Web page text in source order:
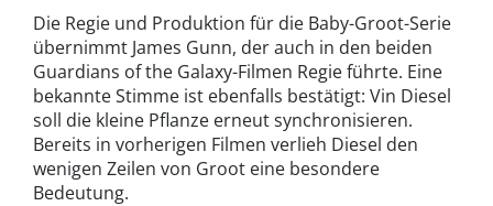
Die Regie und Produktion für die Baby-Groot-Serie
übernimmt James Gunn, der auch in den beiden
Guardians of the Galaxy-Filmen Regie führte. Eine
bekannte Stimme ist ebenfalls bestätigt: Vin Diesel
soll die kleine Pflanze erneut synchronisieren.
Bereits in vorherigen Filmen verlieh Diesel den
wenigen Zeilen von Groot eine besondere
Bedeutung.